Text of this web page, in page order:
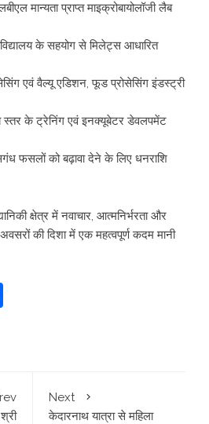
मान्यता प्राप्त माइक्रोबायोलॉजी लैब
के सहयोग से मिलेट्स आधारित
एवं वैल्यू एडिशन, फूड प्रोसेसिंग इंडस्ट्री
स्तर के ट्रेनिंग एवं इनक्यूबेटर डेवलपमेंट
फसलों को बढ़ावा देने के लिए धनराशि
क्षेत्र में नवाचार, आत्मनिर्भरता और
की दिशा में एक महत्वपूर्ण कदम मानी
Next
केदारनाथ यात्रा से महिला